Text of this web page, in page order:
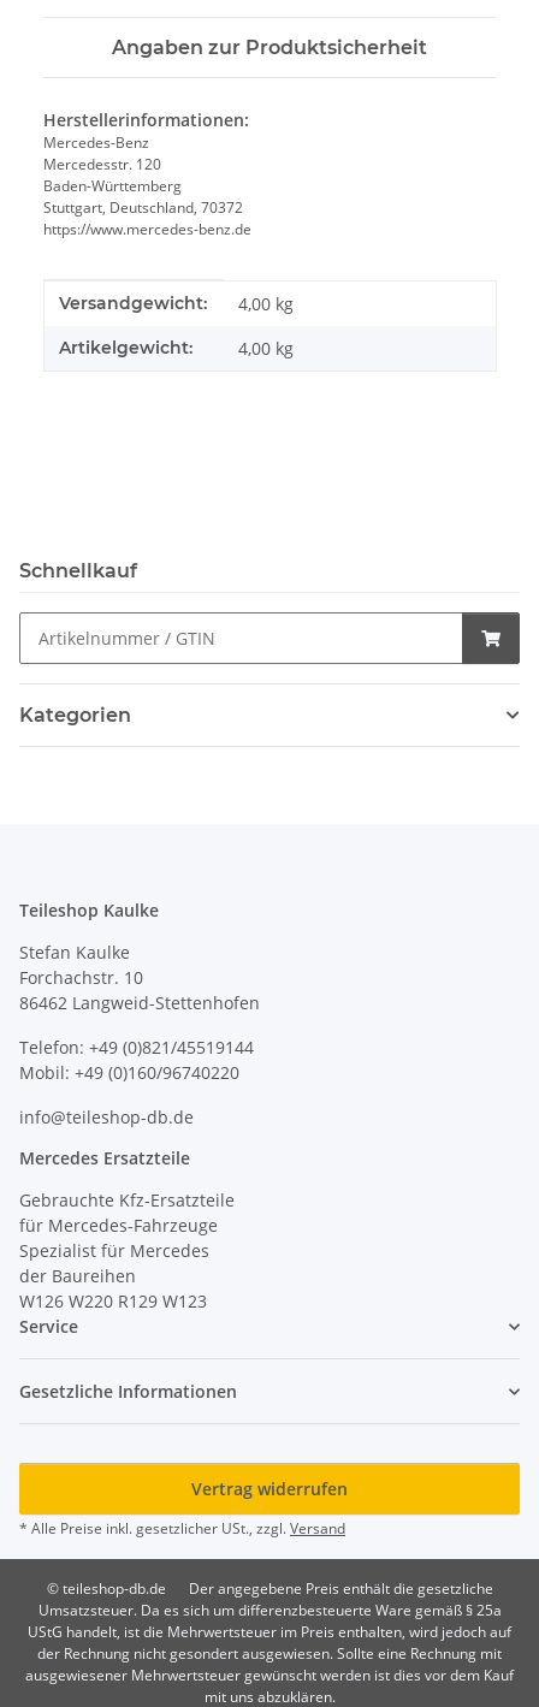
Angaben zur Produktsicherheit
Herstellerinformationen:
Mercedes-Benz
Mercedesstr. 120
Baden-Württemberg
Stuttgart, Deutschland, 70372
https://www.mercedes-benz.de
Produkteigenschaft
Wert
Versandgewicht: 4,00 kg
Artikelgewicht: 4,00 kg
Schnellkauf
Kategorien
Teileshop Kaulke
Stefan Kaulke
Forchachstr. 10
86462 Langweid-Stettenhofen
Telefon: +49 (0)821/45519144
Mobil: +49 (0)160/96740220
info@teileshop-db.de
Mercedes Ersatzteile
Gebrauchte Kfz-Ersatzteile
für Mercedes-Fahrzeuge
Spezialist für Mercedes
der Baureihen
W126 W220 R129 W123
Service
Gesetzliche Informationen
Vertrag widerrufen
* Alle Preise inkl. gesetzlicher USt., zzgl.Versand
© teileshop-db.de
Der angegebene Preis enthält die gesetzliche
Umsatzsteuer. Da es sich um differenzbesteuerte Ware gemäß § 25a
UStG handelt, ist die Mehrwertsteuer im Preis enthalten, wird jedoch auf
der Rechnung nicht gesondert ausgewiesen. Sollte eine Rechnung mit
ausgewiesener Mehrwertsteuer gewünscht werden ist dies vor dem Kauf
mit uns abzuklären.